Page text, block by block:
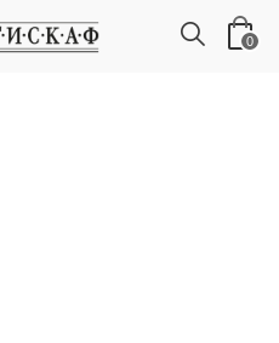
0